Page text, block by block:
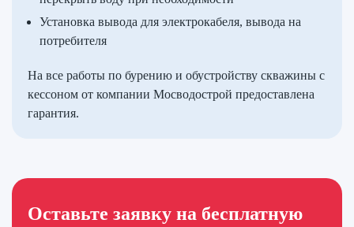
Установка вывода для электрокабеля, вывода на
потребителя
На все работы по бурению и обустройству скважины с
кессоном от компании Мосводострой предоставлена
гарантия.
Оставьте заявку на бесплатную